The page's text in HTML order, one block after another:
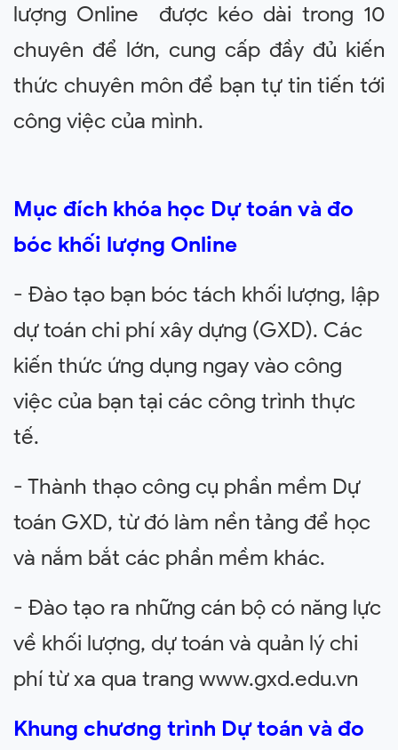
lượng Online được kéo dài trong 10
chuyên để lớn, cung cấp đầy đủ kiến
thức chuyên môn để bạn tự tin tiến tới
công việc của mình.
Mục đích khóa học Dự toán và đo
bóc khối lượng Online
- Đào tạo bạn bóc tách khối lượng, lập
dự toán chi phí xây dựng (GXD). Các
kiến thức ứng dụng ngay vào công
việc của bạn tại các công trình thực
tế.
- Thành thạo công cụ phần mềm Dự
toán GXD, từ đó làm nền tảng để học
và nắm bắt các phần mềm khác.
- Đào tạo ra những cán bộ có năng lực
về khối lượng, dự toán và quản lý chi
phí từ xa qua trang www.gxd.edu.vn
Khung chương trình Dự toán và đo